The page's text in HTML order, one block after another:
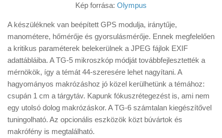
Kép forrása: Olympus
A készüléknek van beépített GPS modulja, iránytűje,
manométere, hőmérője és gyorsulásmérője. Ennek megfelelően
a kritikus paraméterek belekerülnek a JPEG fájlok EXIF
adattábláiba. A TG-5 mikroszkóp módját továbbfejlesztették a
mérnökök, így a témát 44-szeresére lehet nagyítani. A
hagyományos makrózáshoz jó közel kerülhetünk a témához:
csupán 1 cm a tárgytáv. Kapunk fókuszrétegezést is, ami nem
egy utolsó dolog makrózáskor. A TG-6 számtalan kiegészítővel
tuningolható. Az opcionális eszközök közt búvártok és
makrófény is megtalálható.